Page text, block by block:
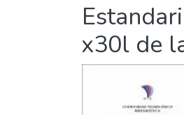
x30l de